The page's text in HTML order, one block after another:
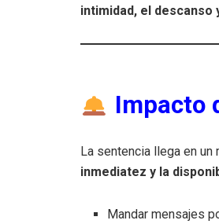
intimidad, el descanso
Impacto
La sentencia llega en
inmediatez y la
Mandar mensajes